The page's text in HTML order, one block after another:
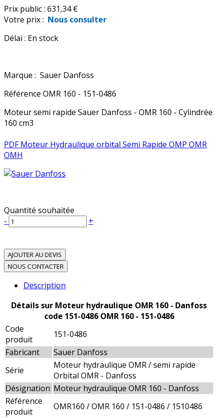
Prix public : 631,34 €
Votre prix : Nous consulter
Délai : En stock
Marque : Sauer Danfoss
Référence OMR 160 - 151-0486
Moteur semi rapide Sauer Danfoss - OMR 160 - Cylindrée
160 cm3
PDF Moteur Hydraulique orbital Semi Rapide OMP OMR
OMH
Quantité souhaitée
-
+
AJOUTER AU DEVIS
NOUS CONTACTER
Description
Détails sur Moteur hydraulique OMR 160 - Danfoss
code 151-0486 OMR 160 - 151-0486
Code
produit
151-0486
Fabricant
Sauer Danfoss
Série
Moteur hydraulique OMR / semi rapide
Orbital OMR - Danfoss
Désignation Moteur hydraulique OMR 160 - Danfoss
Référence
produit
OMR160 / OMR 160 / 151-0486 / 1510486